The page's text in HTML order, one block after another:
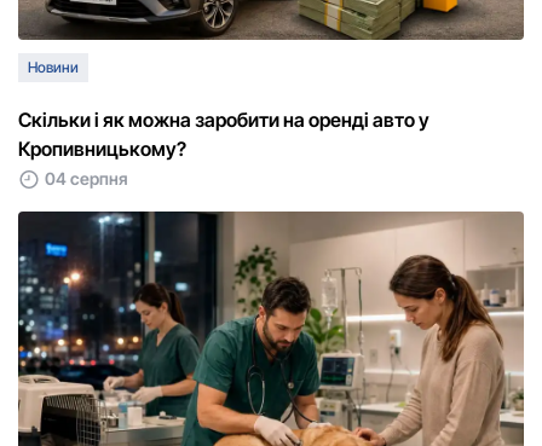
Новини
Скільки і як можна заробити на оренді авто у
Кропивницькому?
04 серпня